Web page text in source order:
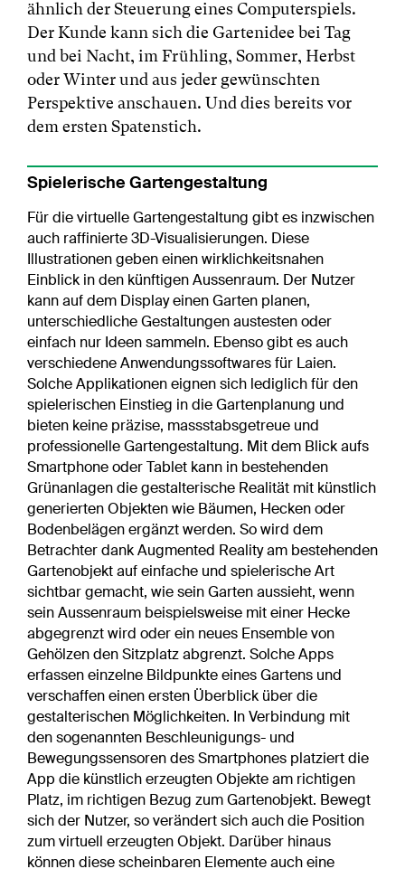
ähnlich der Steuerung eines Computerspiels.
Der Kunde kann sich die Gartenidee bei Tag
und bei Nacht, im Frühling, Sommer, Herbst
oder Winter und aus jeder gewünschten
Perspektive anschauen. Und dies bereits vor
dem ersten Spatenstich.
Spielerische Gartengestaltung
Für die virtuelle Gartengestaltung gibt es inzwischen
auch raffinierte 3D-Visualisierungen. Diese
Illustrationen geben einen wirklichkeitsnahen
Einblick in den künftigen Aussenraum. Der Nutzer
kann auf dem Display einen Garten planen,
unterschiedliche Gestaltungen austesten oder
einfach nur Ideen sammeln. Ebenso gibt es auch
verschiedene Anwendungssoftwares für Laien.
Solche Applikationen eignen sich lediglich für den
spielerischen Einstieg in die Gartenplanung und
bieten keine präzise, massstabsgetreue und
professionelle Gartengestaltung. Mit dem Blick aufs
Smartphone oder Tablet kann in bestehenden
Grünanlagen die gestalterische Realität mit künstlich
generierten Objekten wie Bäumen, Hecken oder
Bodenbelägen ergänzt werden. So wird dem
Betrachter dank Augmented Reality am bestehenden
Gartenobjekt auf einfache und spielerische Art
sichtbar gemacht, wie sein Garten aussieht, wenn
sein Aussenraum beispielsweise mit einer Hecke
abgegrenzt wird oder ein neues Ensemble von
Gehölzen den Sitzplatz abgrenzt. Solche Apps
erfassen einzelne Bildpunkte eines Gartens und
verschaffen einen ersten Überblick über die
gestalterischen Möglichkeiten. In Verbindung mit
den sogenannten Beschleunigungs- und
Bewegungssensoren des Smartphones platziert die
App die künstlich erzeugten Objekte am richtigen
Platz, im richtigen Bezug zum Gartenobjekt. Bewegt
sich der Nutzer, so verändert sich auch die Position
zum virtuell erzeugten Objekt. Darüber hinaus
können diese scheinbaren Elemente auch eine